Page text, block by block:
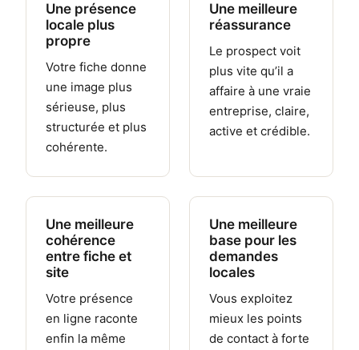
Une présence
locale plus
propre
Votre fiche donne
une image plus
sérieuse, plus
structurée et plus
cohérente.
Une meilleure
réassurance
Le prospect voit
plus vite qu’il a
affaire à une vraie
entreprise, claire,
active et crédible.
Une meilleure
cohérence
entre fiche et
site
Votre présence
en ligne raconte
enfin la même
Une meilleure
base pour les
demandes
locales
Vous exploitez
mieux les points
de contact à forte